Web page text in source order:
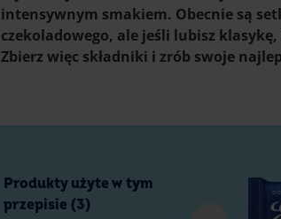
intensywnym smakiem. Obecnie są
czekoladowego, ale jeśli lubisz
Zbierz więc składniki i zrób swoje
Produkty użyte w tym
przepisie (3)